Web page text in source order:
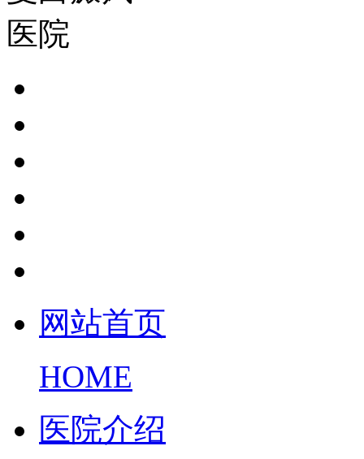
网站首页
HOME
医院介绍